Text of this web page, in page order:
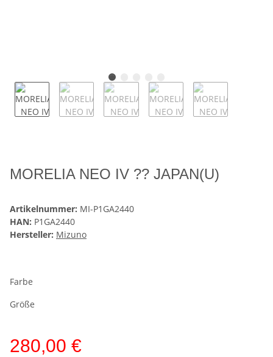
MORELIA NEO IV ?? JAPAN(U)
Artikelnummer: MI-P1GA2440
HAN: P1GA2440
Hersteller: Mizuno
Farbe
Größe
280,00 €